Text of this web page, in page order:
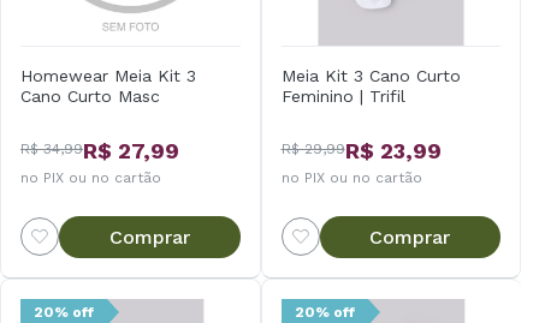
Homewear Meia Kit 3
Cano Curto Masc
R$ 34,99R$ 27,99
no PIX ou no cartão
Comprar
Meia Kit 3 Cano Curto
Feminino | Trifil
R$ 29,99R$ 23,99
no PIX ou no cartão
Comprar
20% off 20% off